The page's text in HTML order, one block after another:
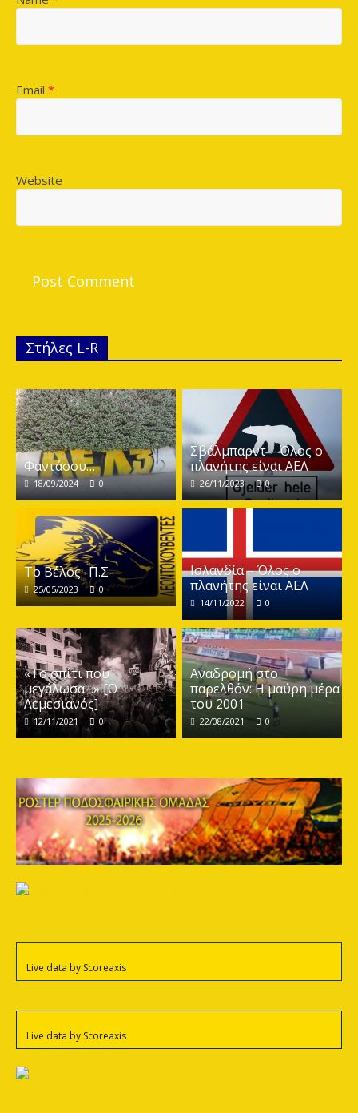
Email *
Website
Στήλες L-R
Φαντάσου…
18/09/2024 0
Σβάλμπαρντ – Όλος ο
πλανήτης είναι ΑΕΛ
26/11/2023 0
Το Βέλος -Π.Σ-
25/05/2023 0
Ισλανδία – Όλος ο
πλανήτης είναι ΑΕΛ
14/11/2022 0
«Το σπίτι που
μεγάλωσα…» [Ο
Λεμεσιανός]
12/11/2021 0
Αναδρομή στο
παρελθόν: Η μαύρη μέρα
του 2001
22/08/2021 0
Live data by Scoreaxis
Live data by Scoreaxis